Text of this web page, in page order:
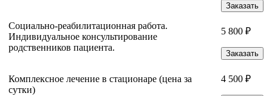
Заказать
Социально-реабилитационная работа.
Индивидуальное консультирование
родственников пациента.
5 800 ₽
Заказать
Комплексное лечение в стационаре (цена за
сутки)
4 500 ₽